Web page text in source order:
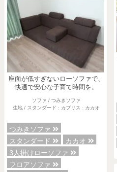
座面が低すぎないローソファで、
快適で安心な子育て時間を。
ソファ / つみきソファ
生地 / スタンダード : カプリス : カカオ
つみきソファ
スタンダード
カカオ
3人掛けローソファ
フロアソファ